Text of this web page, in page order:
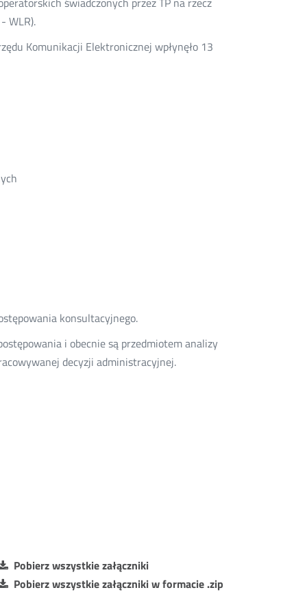
WLR).
Komunikacji Elektronicznej wpłynęło 13
konsultacyjnego.
i obecnie są przedmiotem analizy
decyzji administracyjnej.
Pobierz wszystkie załączniki
Pobierz wszystkie załączniki w formacie .zip